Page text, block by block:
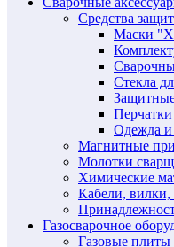
Средства
Маски
Стекла
Одежда и
Магнитные
Молотки
Химические
Кабели, вилки,
Газосварочное
Газовые плиты